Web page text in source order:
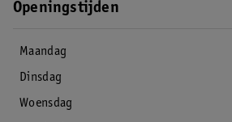
Openingstijden
Maandag
Dinsdag
Woensdag